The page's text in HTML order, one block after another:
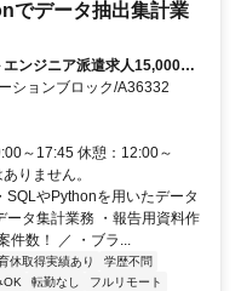
でデータ抽出集計業
エンジニア派遣求人15,000件
就業可能！！
ションブロック/A36332
～17:45 休憩：12:00～
りません。
やPythonを用いたデータ
ータ集計業務 ・報告用資料作
数！ ／ ・ブラ...
休取得実績あり
学歴不問
OK 転勤なし
フルリモート